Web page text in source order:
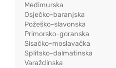
Međimurska
Osječko-baranjska
Požeško-slavonska
Primorsko-goranska
Sisačko-moslavačka
Splitsko-dalmatinska
Varaždinska